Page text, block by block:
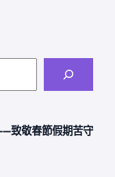
致敬春節假期苦守